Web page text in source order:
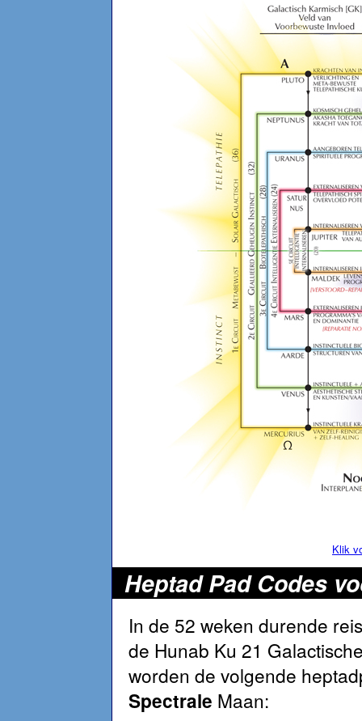
Klik
Heptad Pad Codes
In de 52 weken durende
de Hunab Ku 21
worden de volgende
Spectrale Maan: